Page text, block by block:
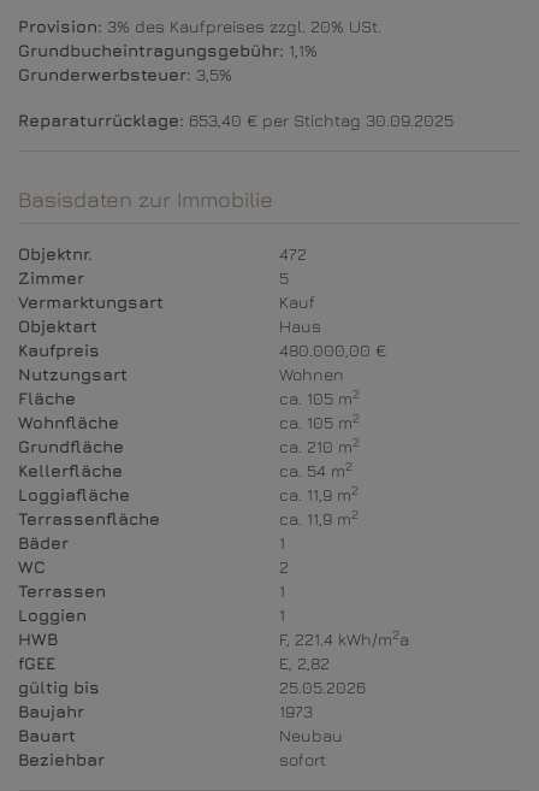
Provision: 3% des Kaufpreises zzgl. 20% USt.
Grundbucheintragungsgebühr: 1,1%
Grunderwerbsteuer: 3,5%
Reparaturrücklage: 653,40 € per Stichtag 30.09.2025
Basisdaten zur Immobilie
Objektnr.
472
Zimmer
5
Vermarktungsart
Kauf
Objektart
Haus
Kaufpreis
480.000,00 €
Nutzungsart
Wohnen
Fläche
ca. 105 m2
Wohnfläche ca. 105 m2
Grundfläche ca. 210 m2
Kellerfläche ca. 54 m2
Loggiafläche ca. 11,9 m2
Terrassenfläche ca. 11,9 m2
Bäder
1
WC
2
Terrassen
1
Loggien
1
HWB
F, 221.4 kWh/m2a
fGEE
E, 2,82
gültig bis
25.05.2026
Baujahr
1973
Bauart
Neubau
Beziehbar
sofort